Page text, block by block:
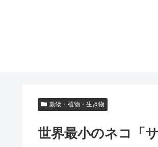
動物・植物・生き物
世界最小のネコ「